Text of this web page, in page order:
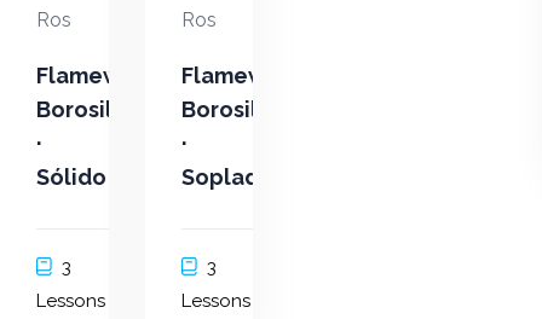
Ros
Flameworking
Borosilicato
·
Sólido
3
Lessons
Ros
Flameworking
Borosilicato
·
Soplado
3
Lessons